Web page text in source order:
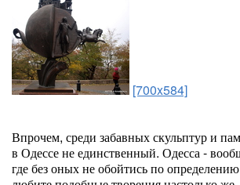
[700x584]
Впрочем, среди забавных скульптур и
в Одессе не единственный. Одесса -
где без оных не обойтись по